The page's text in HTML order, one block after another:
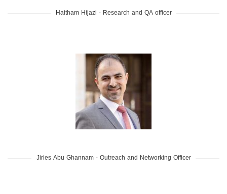
Haitham Hijazi - Research and QA officer
Jiries Abu Ghannam - Outreach and Networking Officer